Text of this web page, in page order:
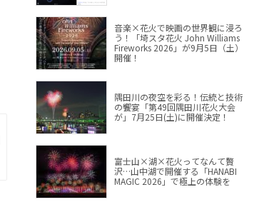
音楽×花火で映画の世界観に浸ろ
う！「埼スタ花火 John Williams
Fireworks 2026」が9月5日（土）
開催！
隅田川の夜空を彩る！伝統と技術
の饗宴「第49回隅田川花火大会
が」7月25日(土)に開催決定！
富士山×湖×花火ってなんて贅
沢…山中湖で開催する「HANABI
MAGIC 2026」で極上の体験を